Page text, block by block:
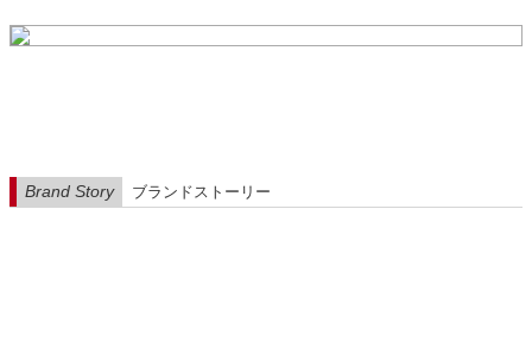
Brand Story ブランドストーリー